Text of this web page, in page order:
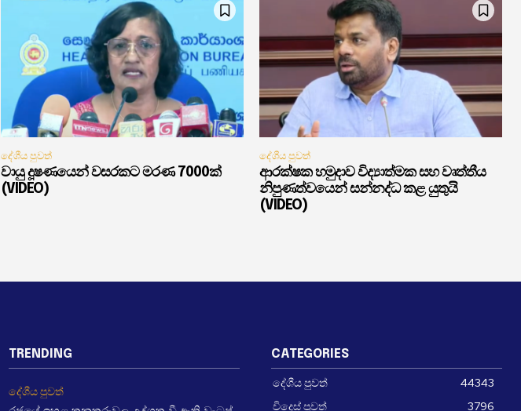
දේශීය පුවත්
වායු දූෂණයෙන් වසරකට මරණ 7000ක්
(VIDEO)
දේශීය පුවත්
ආරක්ෂක හමුදාව විද්‍යාත්මක සහ වෘත්තීය
නිපුණත්වයෙන් සන්නද්ධ කළ යුතුයි
(VIDEO)
TRENDING
දේශීය පුවත්
CATEGORIES
දේශීය පුවත්
44343
විදෙස් පුවත්
3796